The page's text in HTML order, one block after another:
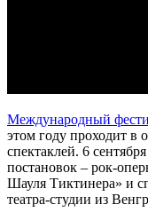
Международный
этом году проходит в
спектаклей. 6
постановок – рок-
Шауля Тиктинера» и
театра-студии из